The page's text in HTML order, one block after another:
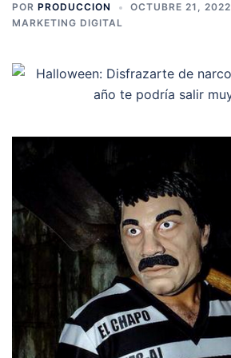
POR PRODUCCION
OCTUBRE 21, 2022
MARKETING DIGITAL